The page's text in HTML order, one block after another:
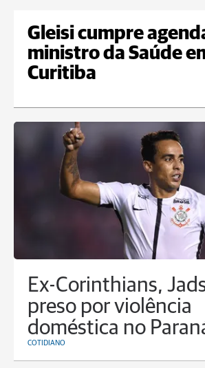
Gleisi cumpre
ministro da Saúde
Curitiba
Ex-Corinthians,
preso por violência
doméstica no
COTIDIANO